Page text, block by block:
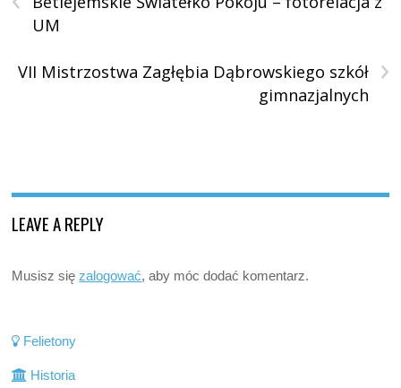
UM
›
VII Mistrzostwa Zagłębia Dąbrowskiego szkół
gimnazjalnych
LEAVE A REPLY
Musisz sięzalogować, aby móc dodać komentarz.
Felietony
Historia